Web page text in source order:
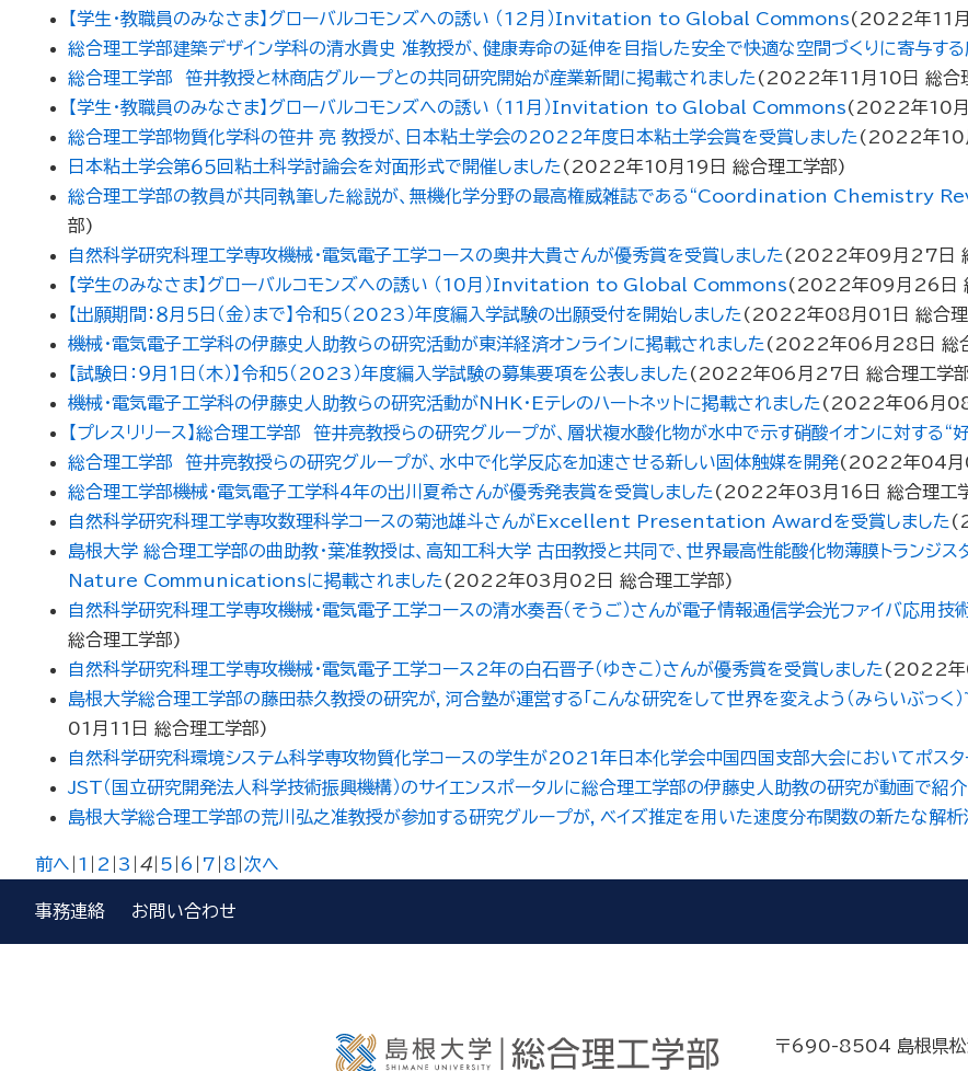
【学生・教職員のみなさま】グローバルコモンズへの誘い （12月）Invitation to Global Commons( 2022年11
総合理工学部建築デザイン学科の清水貴史 准教授が、健康寿命の延伸を目指した安全で快適な空間づくりに寄与する
総合理工学部 笹井教授と林商店グループとの共同研究開始が産業新聞に掲載されました ( 2022年11月10日 総合
【学生・教職員のみなさま】グローバルコモンズへの誘い （11月）Invitation to Global Commons( 2022年10
総合理工学部物質化学科の笹井 亮 教授が、日本粘土学会の2022年度日本粘土学会賞を受賞しました ( 2022年10
日本粘土学会第６５回粘土科学討論会を対面形式で開催しました ( 2022年10月19日 総合理工学部)
総合理工学部の教員が共同執筆した総説が、無機化学分野の最高権威雑誌である“Coordination Chemistry
部)
自然科学研究科理工学専攻機械・電気電子工学コースの奥井大貴さんが優秀賞を受賞しました ( 2022年09月27日
【学生のみなさま】グローバルコモンズへの誘い （10月）Invitation to Global Commons( 2022年09月26日
【出願期間：８月５日（金）まで】令和５（2023）年度編入学試験の出願受付を開始しました ( 2022年08月01日 総合
機械・電気電子工学科の伊藤史人助教らの研究活動が東洋経済オンラインに掲載されました ( 2022年06月28日 総
【試験日：９月１日（木）】令和５（2023）年度編入学試験の募集要項を公表しました ( 2022年06月27日 総合理工学
機械・電気電子工学科の伊藤史人助教らの研究活動がNHK・Eテレのハートネットに掲載されました ( 2022年06月
【プレスリリース】総合理工学部 笹井亮教授らの研究グループが、層状複水酸化物が水中で示す硝酸イオンに対する“
総合理工学部 笹井亮教授らの研究グループが、水中で化学反応を加速させる新しい固体触媒を開発( 2022年04月
総合理工学部機械・電気電子工学科4年の出川夏希さんが優秀発表賞を受賞しました ( 2022年03月16日 総合理工
自然科学研究科理工学専攻数理科学コースの菊池雄斗さんがExcellent Presentation Awardを受賞しました (
島根大学 総合理工学部の曲助教・葉准教授は、高知工科大学 古田教授と共同で、世界最高性能酸化物薄膜トランジ
Nature Communicationsに掲載されました ( 2022年03月02日 総合理工学部)
自然科学研究科理工学専攻機械・電気電子工学コースの清水奏吾（そうご）さんが電子情報通信学会光ファイバ応用
総合理工学部)
自然科学研究科理工学専攻機械・電気電子工学コース2年の白石晋子（ゆきこ）さんが優秀賞を受賞しました ( 2022年
島根大学総合理工学部の藤田恭久教授の研究が，河合塾が運営する「こんな研究をして世界を変えよう（みらいぶっく
01月11日 総合理工学部)
自然科学研究科環境システム科学専攻物質化学コースの学生が2021年日本化学会中国四国支部大会においてポスタ
JST（国立研究開発法人科学技術振興機構）のサイエンスポータルに総合理工学部の伊藤史人助教の研究が動画で紹
島根大学総合理工学部の荒川弘之准教授が参加する研究グループが，ベイズ推定を用いた速度分布関数の新たな解析
前へ 1 2 3 4 5 6 7 8 次へ
事務連絡 お問い合わせ
〒690-8504 島根県松